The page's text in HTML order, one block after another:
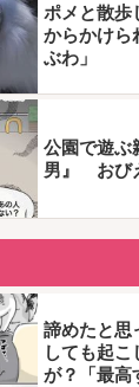
ポメと散
からかけら
ぶわ」
公園で遊ぶ
男』 おび
諦めたと
しても起
が？「最高